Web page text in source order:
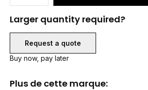
Larger quantity required?
Request a quote
Buy now, pay later
Plus de cette marque: